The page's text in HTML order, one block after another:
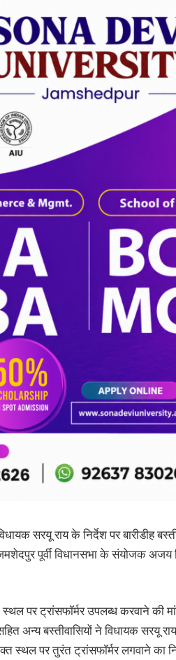
सरयू राय के निर्देश पर बारीडीह
पूर्वी विधानसभा के संयोजक अजय
स्थल पर ट्रांसफाॅर्मर उपलब्ध करवाने
अन्य बस्तीवासियों ने विधायक सरयू
स्थल पर तुरंत ट्रांसफाॅर्मर लगवाने का